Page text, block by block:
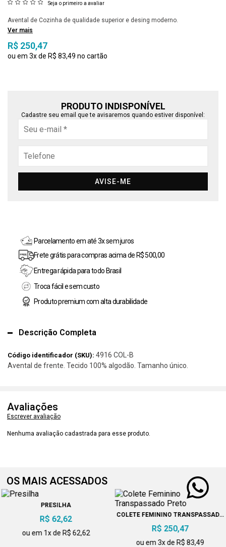
Seja o primeiro a avaliar
Avental de Cozinha de qualidade superior e desing moderno.
Ver mais
R$ 250,47
3x R$ 83,49
PRODUTO INDISPONÍVEL
Cadastre seu email que te avisaremos quando estiver disponível:
AVISE-ME
Parcelamento em até 3x sem juros
Frete grátis para compras acima de R$ 500,00
Entrega rápida para todo Brasil
Troca fácil e sem custo
Produto premium com alta durabilidade
Descrição Completa
Código identificador (SKU): 4916 COL-B
Avental de frente. Tecido 100% algodão. Tamanho único.
Avaliações
Escrever avaliação
Nenhuma avaliação cadastrada para esse produto.
OS MAIS ACESSADOS
PRESILHA
R$ 62,62
ou em 1x de R$ 62,62
COLETE FEMININO TRANSPASSADO
PRETO
R$ 250,47
ou em 3x de R$ 83,49